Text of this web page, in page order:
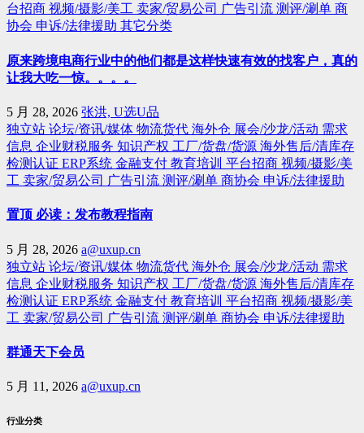
台招商 视频/摄影/美工 卖家/贸易公司 广告引流 测评/涮单 商
协会 申诉/法律援助 其它分类
原来跨境电商行业中的他们都是这样快速有效的找客户，真的
让我大吃一惊。。。。
5 月 28, 2026 张洪, U选U品
独立站 论坛/资讯/媒体 物流货代 海外仓 展会/沙龙/活动 需求
信息 企业财税服务 知识产权 工厂/货盘/货源 海外售后/清库存
检测认证 ERP系统 金融支付 教育培训 平台招商 视频/摄影/美
工 卖家/贸易公司 广告引流 测评/涮单 商协会 申诉/法律援助
置顶 必读：发布教程指南
5 月 28, 2026 a@uxup.cn
独立站 论坛/资讯/媒体 物流货代 海外仓 展会/沙龙/活动 需求
信息 企业财税服务 知识产权 工厂/货盘/货源 海外售后/清库存
检测认证 ERP系统 金融支付 教育培训 平台招商 视频/摄影/美
工 卖家/贸易公司 广告引流 测评/涮单 商协会 申诉/法律援助
群通天下会员
5 月 11, 2026 a@uxup.cn
行业分类